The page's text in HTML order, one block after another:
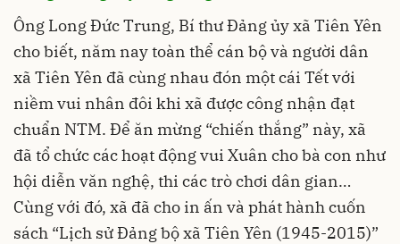
Ông Long Đức Trung, Bí thư Đảng ủy xã Tiên Yên
cho biết, năm nay toàn thể cán bộ và người dân
xã Tiên Yên đã cùng nhau đón một cái Tết với
niềm vui nhân đôi khi xã được công nhận đạt
chuẩn NTM. Để ăn mừng “chiến thắng” này, xã
đã tổ chức các hoạt động vui Xuân cho bà con như
hội diễn văn nghệ, thi các trò chơi dân gian…
Cùng với đó, xã đã cho in ấn và phát hành cuốn
sách “Lịch sử Đảng bộ xã Tiên Yên (1945-2015)”